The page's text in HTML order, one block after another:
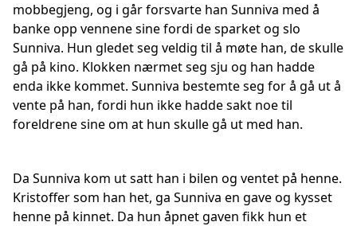
mobbegjeng, og i går forsvarte han Sunniva med å
banke opp vennene sine fordi de sparket og slo
Sunniva. Hun gledet seg veldig til å møte han, de skulle
gå på kino. Klokken nærmet seg sju og han hadde
enda ikke kommet. Sunniva bestemte seg for å gå ut å
vente på han, fordi hun ikke hadde sakt noe til
foreldrene sine om at hun skulle gå ut med han.
Da Sunniva kom ut satt han i bilen og ventet på henne.
Kristoffer som han het, ga Sunniva en gave og kysset
henne på kinnet. Da hun åpnet gaven fikk hun et